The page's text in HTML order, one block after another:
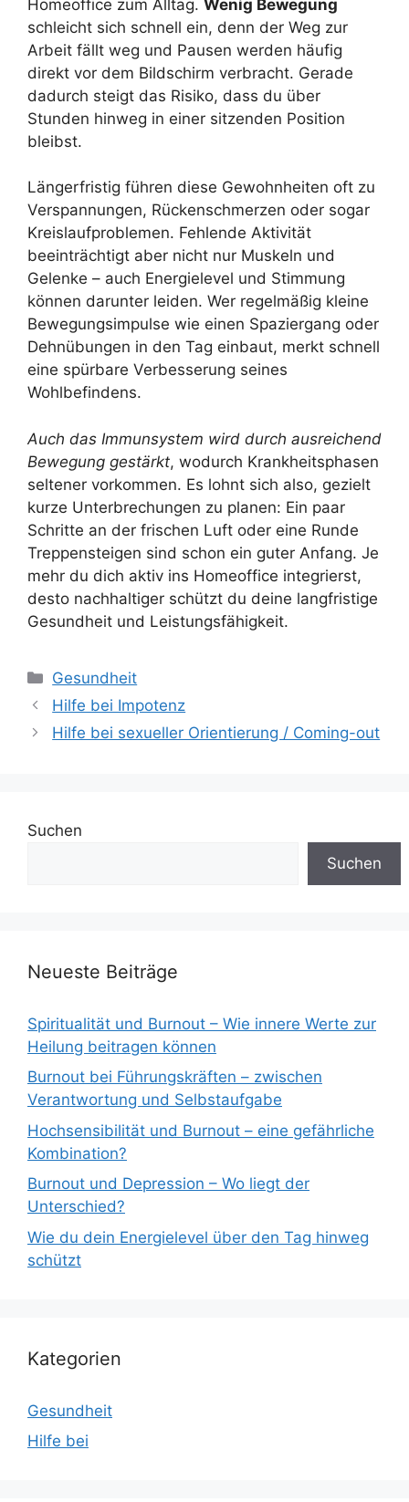
Homeoffice zum Alltag. Wenig Bewegung
schleicht sich schnell ein, denn der Weg zur
Arbeit fällt weg und Pausen werden häufig
direkt vor dem Bildschirm verbracht. Gerade
dadurch steigt das Risiko, dass du über
Stunden hinweg in einer sitzenden Position
bleibst.
Längerfristig führen diese Gewohnheiten oft zu
Verspannungen, Rückenschmerzen oder sogar
Kreislaufproblemen. Fehlende Aktivität
beeinträchtigt aber nicht nur Muskeln und
Gelenke – auch Energielevel und Stimmung
können darunter leiden. Wer regelmäßig kleine
Bewegungsimpulse wie einen Spaziergang oder
Dehnübungen in den Tag einbaut, merkt schnell
eine spürbare Verbesserung seines
Wohlbefindens.
Auch das Immunsystem wird durch ausreichend
Bewegung gestärkt, wodurch Krankheitsphasen
seltener vorkommen. Es lohnt sich also, gezielt
kurze Unterbrechungen zu planen: Ein paar
Schritte an der frischen Luft oder eine Runde
Treppensteigen sind schon ein guter Anfang. Je
mehr du dich aktiv ins Homeoffice integrierst,
desto nachhaltiger schützt du deine langfristige
Gesundheit und Leistungsfähigkeit.
Kategorien
Gesundheit
Hilfe bei Impotenz
Hilfe bei sexueller Orientierung / Coming-out
Suchen
Suchen
Neueste Beiträge
Spiritualität und Burnout – Wie innere Werte zur
Heilung beitragen können
Burnout bei Führungskräften – zwischen
Verantwortung und Selbstaufgabe
Hochsensibilität und Burnout – eine gefährliche
Kombination?
Burnout und Depression – Wo liegt der
Unterschied?
Wie du dein Energielevel über den Tag hinweg
schützt
Kategorien
Gesundheit
Hilfe bei